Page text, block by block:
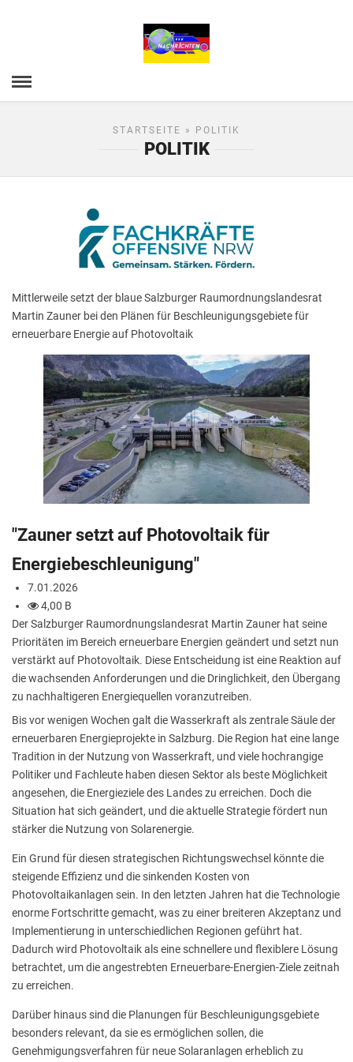
STARTSEITE » POLITIK
POLITIK
Mittlerweile setzt der blaue Salzburger Raumordnungslandesrat
Martin Zauner bei den Plänen für Beschleunigungsgebiete für
erneuerbare Energie auf Photovoltaik
"Zauner setzt auf Photovoltaik für
Energiebeschleunigung"
7.01.2026
4,00 B
Der Salzburger Raumordnungslandesrat Martin Zauner hat seine
Prioritäten im Bereich erneuerbare Energien geändert und setzt nun
verstärkt auf Photovoltaik. Diese Entscheidung ist eine Reaktion auf
die wachsenden Anforderungen und die Dringlichkeit, den Übergang
zu nachhaltigeren Energiequellen voranzutreiben.
Bis vor wenigen Wochen galt die Wasserkraft als zentrale Säule der
erneuerbaren Energieprojekte in Salzburg. Die Region hat eine lange
Tradition in der Nutzung von Wasserkraft, und viele hochrangige
Politiker und Fachleute haben diesen Sektor als beste Möglichkeit
angesehen, die Energieziele des Landes zu erreichen. Doch die
Situation hat sich geändert, und die aktuelle Strategie fördert nun
stärker die Nutzung von Solarenergie.
Ein Grund für diesen strategischen Richtungswechsel könnte die
steigende Effizienz und die sinkenden Kosten von
Photovoltaikanlagen sein. In den letzten Jahren hat die Technologie
enorme Fortschritte gemacht, was zu einer breiteren Akzeptanz und
Implementierung in unterschiedlichen Regionen geführt hat.
Dadurch wird Photovoltaik als eine schnellere und flexiblere Lösung
betrachtet, um die angestrebten Erneuerbare-Energien-Ziele zeitnah
zu erreichen.
Darüber hinaus sind die Planungen für Beschleunigungsgebiete
besonders relevant, da sie es ermöglichen sollen, die
Genehmigungsverfahren für neue Solaranlagen erheblich zu